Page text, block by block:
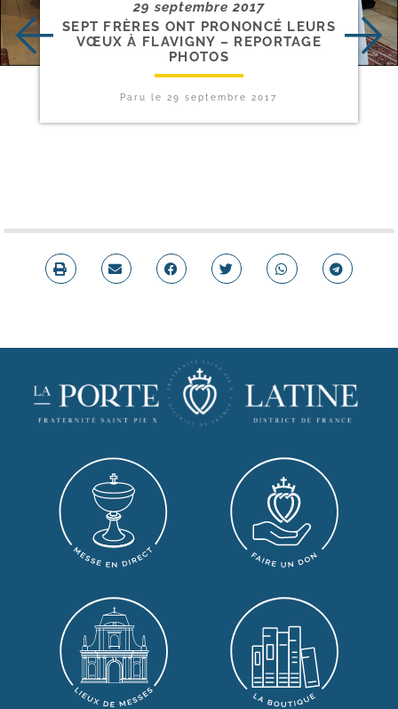
29 septembre 2017
SEPT FRÈRES ONT PRONONCÉ LEURS
VŒUX À FLAVIGNY – REPORTAGE
PHOTOS
Paru le29 septembre 2017